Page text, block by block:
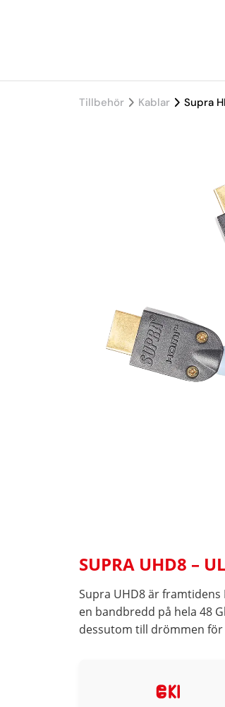
Tillbehör Kablar Supra
SUPRA UHD8 –
Supra UHD8 är
en bandbredd på hela 48
dessutom till drömmen